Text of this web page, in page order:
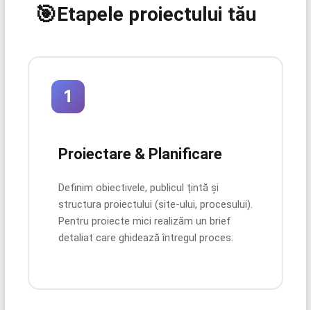
🎯Etapele proiectului tău
1
Proiectare & Planificare
Definim obiectivele, publicul țintă și
structura proiectului (site-ului, procesului).
Pentru proiecte mici realizăm un brief
detaliat care ghidează întregul proces.